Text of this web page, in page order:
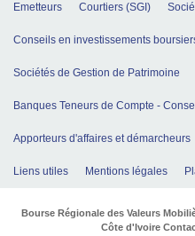
Emetteurs Courtiers (SGI)
Conseils en investissements
Sociétés de Gestion de Patrimoine
Banques Teneurs de Compte -
Apporteurs d'affaires et démarcheurs
Liens utiles Mentions légales
Bourse Régionale des Valeurs
Côte d'Ivoire